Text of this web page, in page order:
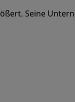
Seine